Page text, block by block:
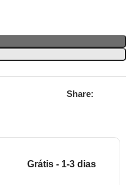
Share:
Grátis - 1-3 dias